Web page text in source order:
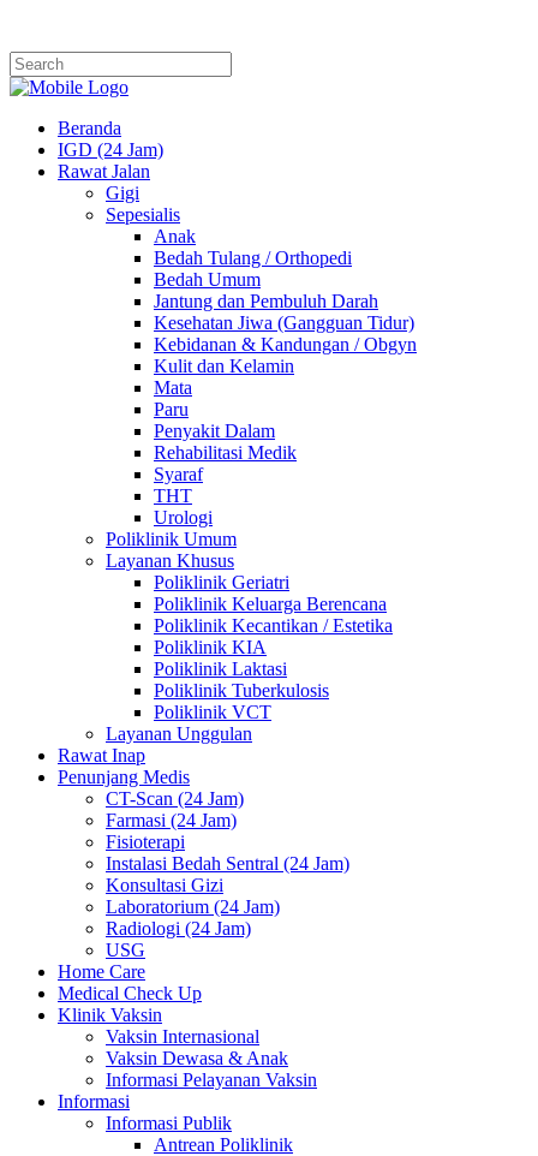
Beranda
IGD (24 Jam)
Rawat Jalan
Gigi
Sepesialis
Anak
Bedah Tulang / Orthopedi
Bedah Umum
Jantung dan Pembuluh Darah
Kesehatan Jiwa (Gangguan Tidur)
Kebidanan & Kandungan / Obgyn
Kulit dan Kelamin
Mata
Paru
Penyakit Dalam
Rehabilitasi Medik
Syaraf
THT
Urologi
Poliklinik Umum
Layanan Khusus
Poliklinik Geriatri
Poliklinik Keluarga Berencana
Poliklinik Kecantikan / Estetika
Poliklinik KIA
Poliklinik Laktasi
Poliklinik Tuberkulosis
Poliklinik VCT
Layanan Unggulan
Rawat Inap
Penunjang Medis
CT-Scan (24 Jam)
Farmasi (24 Jam)
Fisioterapi
Instalasi Bedah Sentral (24 Jam)
Konsultasi Gizi
Laboratorium (24 Jam)
Radiologi (24 Jam)
USG
Home Care
Medical Check Up
Klinik Vaksin
Vaksin Internasional
Vaksin Dewasa & Anak
Informasi Pelayanan Vaksin
Informasi
Informasi Publik
Antrean Poliklinik